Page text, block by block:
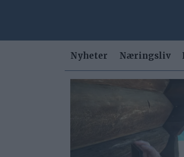
Nyheter Næringsliv
kulturminne